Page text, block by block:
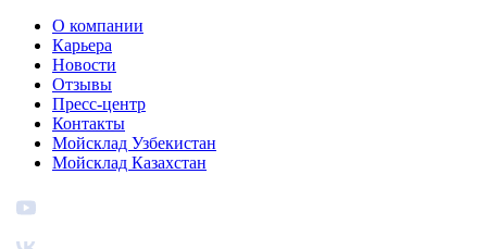
О компании
Карьера
Новости
Отзывы
Пресс-центр
Контакты
Мойсклад Узбекистан
Мойсклад Казахстан